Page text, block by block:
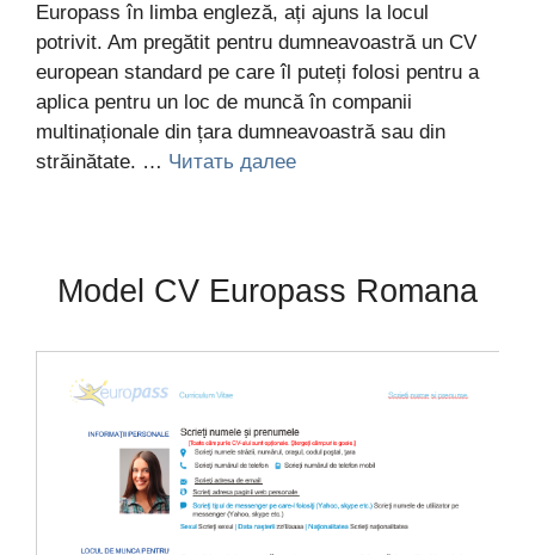
Europass în limba engleză, ați ajuns la locul
potrivit. Am pregătit pentru dumneavoastră un CV
european standard pe care îl puteți folosi pentru a
aplica pentru un loc de muncă în companii
multinaționale din țara dumneavoastră sau din
străinătate. … Читать далее
Model CV Europass Romana